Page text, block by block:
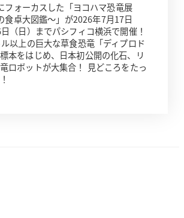
フォーカスした「ヨコハマ恐竜展
食卓大図鑑～」が2026年7月17日
日（日）までパシフィコ横浜で開催！
以上の巨大な草食恐竜「ディプロド
本をはじめ、日本初公開の化石、リ
ロボットが大集合！ 見どころをたっ